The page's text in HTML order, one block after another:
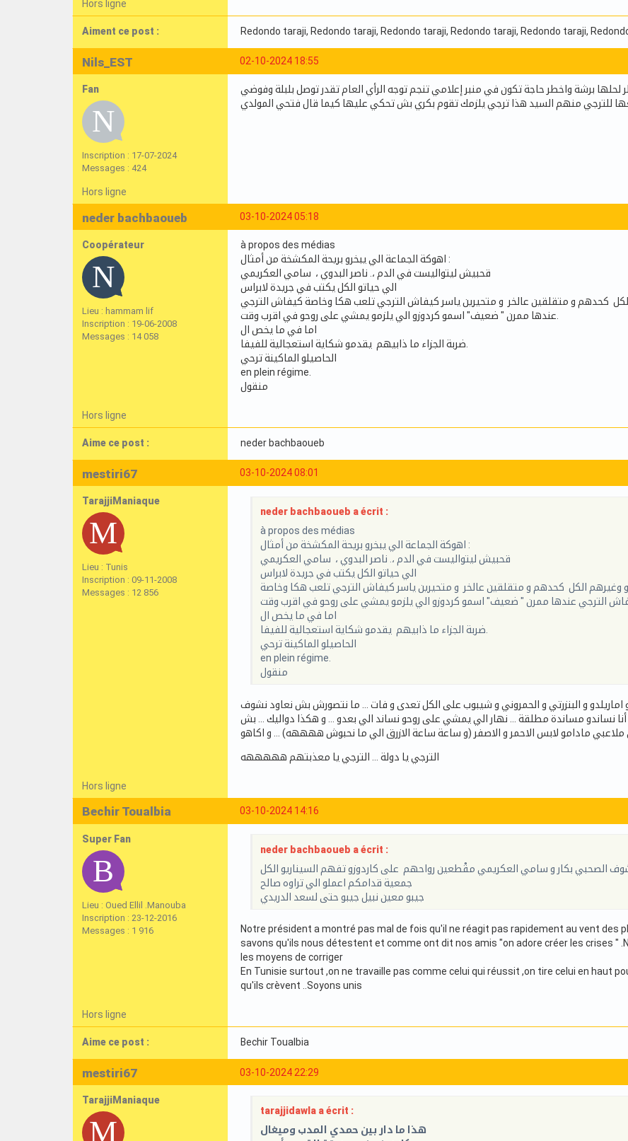
Hors ligne
Aiment ce post : Redondo taraji, Redondo taraji, Redondo taraji, Redondo taraji, Redondo taraji,
02-10-2024 18:55
Nils_EST
Fan
Inscription : 17-07-2024
Messages : 424
لحلها برشة واخطر حاجة تكون في منبر إعلامي تنجم توجه الرأي العام تقدر توصل بلبلة وفوضي
للترجي منهم السيد هذا ترجي يلزمك تقوم بكري بش تحكي عليها كيما قال فتحي المولدي
Hors ligne
03-10-2024 05:18
neder bachbaoueb
Coopérateur
Lieu : hammam lif
Inscription : 19-06-2008
Messages : 14 058
à propos des médias
اهوكة الجماعة الي يبخرو بريحة المكشخة من أمثال :
قحبيش ليتواليست في الدم ،. ناصر البدوي ، سامي العكريمي
الي حياتو الكل يكتب في جريدة لابراس
كحدهم و متقلقين عالخر و متحيرين ياسر كيفاش الترجي تلعب هكا وخاصة كيفاش الترجي
اما في ما يخص ال
الحاصيلو الماكينة ترحي
en plein régime.
منقول
Hors ligne
Aime ce post : neder bachbaoueb
03-10-2024 08:01
mestiri67
TarajjiManiaque
Lieu : Tunis
Inscription : 09-11-2008
Messages : 12 856
neder bachbaoueb a écrit :
à propos des médias
اهوكة الجماعة الي يبخرو بريحة المكشخة من أمثال :
قحبيش ليتواليست في الدم ،. ناصر البدوي ، سامي العكريمي
الي حياتو الكل يكتب في جريدة لابراس
وغيرهم الكل كحدهم و متقلقين عالخر و متحيرين ياسر كيفاش الترجي تلعب هكا وخاصة
اما في ما يخص ال
الحاصيلو الماكينة ترحي
en plein régime.
منقول
و البنزرتي و الحمروني و شيبوب على الكل تعدى و فات … ما نتصورش بش نعاود نشوف
نساندو مساندة مطلقة … نهار الي يمشي على روحو نساند الي بعدو … و هكذا دواليك … بش
ملاعبي مادامو لابس الاحمر و الاصفر (و ساعة ساعة الازرق الي ما نحبوش ههههه) … و اكاهو
الترجي يا دولة … الترجي يا معذبتهم هههههه
Hors ligne
03-10-2024 14:16
Bechir Toualbia
Super Fan
Lieu : Oued Ellil .Manouba
Inscription : 23-12-2016
Messages : 1 916
neder bachbaoueb a écrit :
الصحبي بكار و سامي العكريمي مقْطعين رواحهم على كاردوزو تفهم السيناريو الكل
جمعية قدامكم اعملو الي تراوه صالح
جيبو معين نبيل جيبو حتى لسعد الدريدي
Notre président a montré pas mal de fois qu'il ne réagit pas rapidement au vent des
savons qu'ils nous détestent et comme ont dit nos amis "on adore créer les crises "
les moyens de corriger
En Tunisie surtout ,on ne travaille pas comme celui qui réussit ,on tire celui en haut
qu'ils crèvent ..Soyons unis
Hors ligne
Aime ce post : Bechir Toualbia
03-10-2024 22:29
mestiri67
TarajjiManiaque
tarajjidawla a écrit :
هذا ما دار بين حمدي المدب وميغال